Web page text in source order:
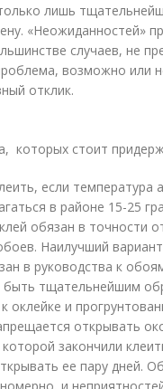
лишь
«Неожиданностей»
случаев, не
возможно или
отклик.
которых стоит
если температура
в районе 15-25
обязан в точности
Наилучший
в руководства к
тщательнейшим
оклейке и
открывать
закончили
ее пару дней.
и